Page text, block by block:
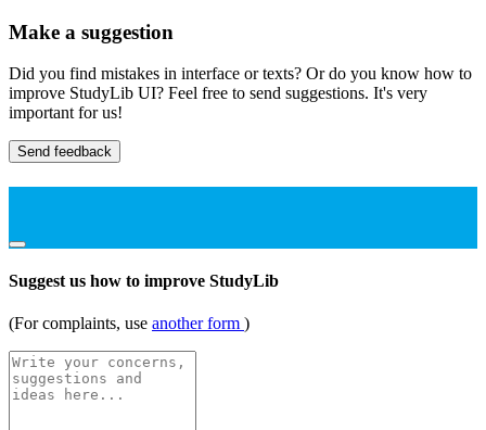
Make a suggestion
Did you find mistakes in interface or texts? Or do you know how to
improve StudyLib UI? Feel free to send suggestions. It's very
important for us!
Send feedback
Suggest us how to improve StudyLib
(For complaints, use another form )